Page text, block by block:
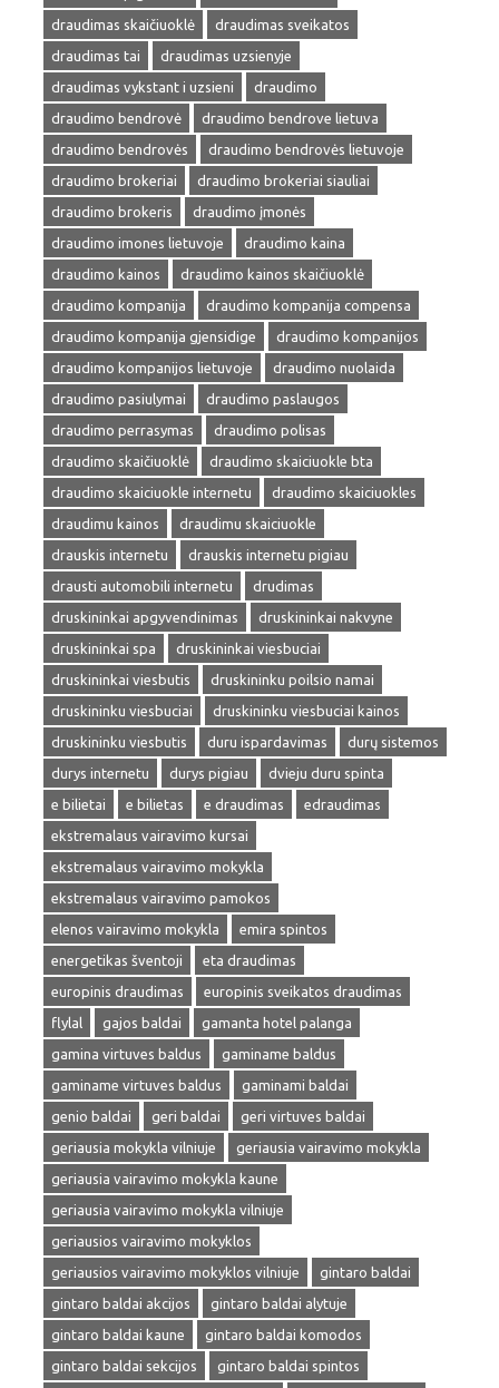
draudimas skaičiuoklė
draudimas sveikatos
draudimas tai
draudimas uzsienyje
draudimas vykstant i uzsieni
draudimo
draudimo bendrovė
draudimo bendrove lietuva
draudimo bendrovės
draudimo bendrovės lietuvoje
draudimo brokeriai
draudimo brokeriai siauliai
draudimo brokeris
draudimo įmonės
draudimo imones lietuvoje
draudimo kaina
draudimo kainos
draudimo kainos skaičiuoklė
draudimo kompanija
draudimo kompanija compensa
draudimo kompanija gjensidige
draudimo kompanijos
draudimo kompanijos lietuvoje
draudimo nuolaida
draudimo pasiulymai
draudimo paslaugos
draudimo perrasymas
draudimo polisas
draudimo skaičiuoklė
draudimo skaiciuokle bta
draudimo skaiciuokle internetu
draudimo skaiciuokles
draudimu kainos
draudimu skaiciuokle
drauskis internetu
drauskis internetu pigiau
drausti automobili internetu
drudimas
druskininkai apgyvendinimas
druskininkai nakvyne
druskininkai spa
druskininkai viesbuciai
druskininkai viesbutis
druskininku poilsio namai
druskininku viesbuciai
druskininku viesbuciai kainos
druskininku viesbutis
duru ispardavimas
durų sistemos
durys internetu
durys pigiau
dvieju duru spinta
e bilietai
e bilietas e draudimas
edraudimas
ekstremalaus vairavimo kursai
ekstremalaus vairavimo mokykla
ekstremalaus vairavimo pamokos
elenos vairavimo mokykla
emira spintos
energetikas šventoji
eta draudimas
europinis draudimas
europinis sveikatos draudimas
flylal
gajos baldai
gamanta hotel palanga
gamina virtuves baldus
gaminame baldus
gaminame virtuves baldus
gaminami baldai
genio baldai
geri baldai
geri virtuves baldai
geriausia mokykla vilniuje
geriausia vairavimo mokykla
geriausia vairavimo mokykla kaune
geriausia vairavimo mokykla vilniuje
geriausios vairavimo mokyklos
geriausios vairavimo mokyklos vilniuje
gintaro baldai
gintaro baldai akcijos
gintaro baldai alytuje
gintaro baldai kaune
gintaro baldai komodos
gintaro baldai sekcijos
gintaro baldai spintos